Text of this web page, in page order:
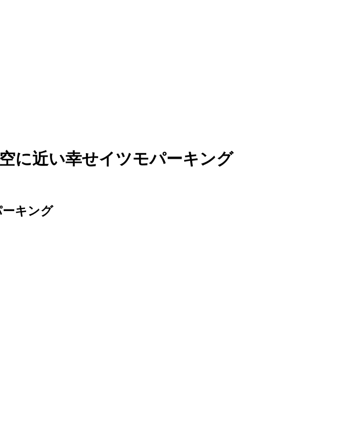
に近い幸せイツモパーキング
キング